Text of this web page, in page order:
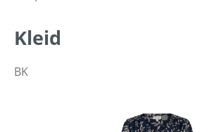
Kleid
BK
Bildergalerie überspringen